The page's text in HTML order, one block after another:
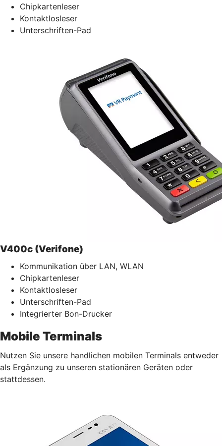
Chipkartenleser
Kontaktlosleser
Unterschriften-Pad
V400c (Verifone)
Kommunikation über LAN, WLAN
Chipkartenleser
Kontaktlosleser
Unterschriften-Pad
Integrierter Bon-Drucker
Mobile Terminals
Nutzen Sie unsere handlichen mobilen Terminals entweder
als Ergänzung zu unseren stationären Geräten oder
stattdessen.